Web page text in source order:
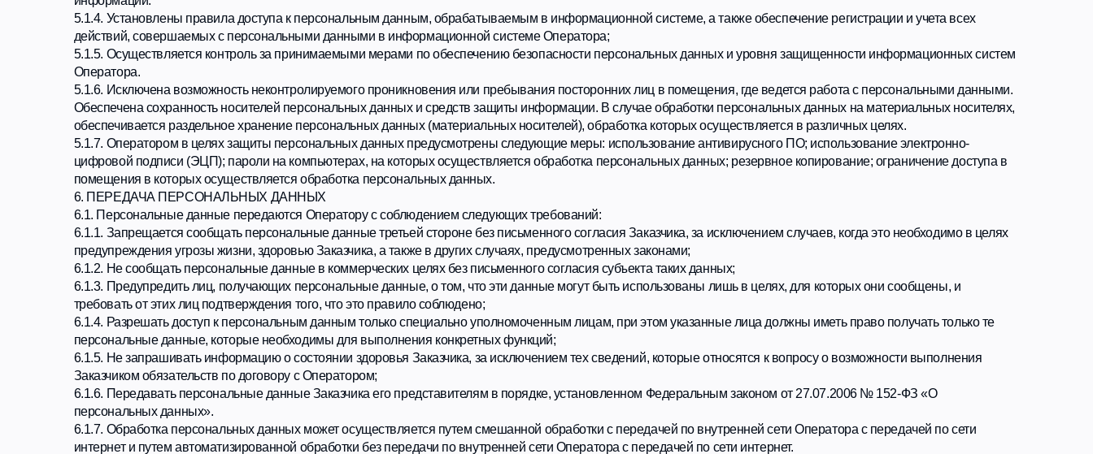
требовать от этих лиц подтверждения того, что это правило соблюдено;
6.1.4. Разрешать доступ к персональным данным только специально уполномоченным лицам, при этом указанные лица должны иметь право получать только те
персональные данные, которые необходимы для выполнения конкретных функций;
6.1.5. Не запрашивать информацию о состоянии здоровья Заказчика, за исключением тех сведений, которые относятся к вопросу о возможности выполнения
Заказчиком обязательств по договору с Оператором;
6.1.6. Передавать персональные данные Заказчика его представителям в порядке, установленном Федеральным законом от 27.07.2006 № 152-ФЗ «О
персональных данных».
6.1.7. Обработка персональных данных может осуществляется путем смешанной обработки с передачей по внутренней сети Оператора с передачей по сети
интернет и путем автоматизированной обработки без передачи по внутренней сети Оператора с передачей по сети интернет.
6.1.8. Оператор не производит трансграничную передачу персональных данных.
6.1.9. Шифровальные (криптографические) средства: не используется.
7. ПРАВОВЫЕ ОСНОВАНИЯ ОБРАБОТКИ ПЕРСОНАЛЬНЫХ ДАННЫХ
7.1. Правовым основанием обработки персональных данных является совокупность правовых актов, во исполнение которых и в соответствии с которыми
Оператор осуществляет обработку персональных данных на основании: действующего законодательства, договоров между оператором и субъектом
персональных данных, согласия на обработку персональных данных (в случаях, прямо не предусмотренных законодательством Российской Федерации, но
соответствующих полномочиям оператора).
7.2. Оператор обрабатывает персональные данные Пользователя только в случае их заполнения и/или отправки Пользователем самостоятельно через
специальные формы, расположенные на Сайте, включая поддомены и их страницы. Заполняя соответствующие формы и/или отправляя свои персональные
данные Оператору, Заказчик/Пользователь выражает свое согласие с данной Политикой.
7.3. Оператор обрабатывает обезличенные данные о Пользователе в случае, если это разрешено в настройках браузера Пользователя (включено сохранение
файлов «cookie» и использование технологии JavaScript).
8. ЗАКЛЮЧИТЕЛЬНЫЕ ПОЛОЖЕНИЯ
8.1.1. Пользователь может получить любые разъяснения по интересующим вопросам, касающимся обработки его персональных данных, обратившись к
Оператору, с помощью электронной почты info@edgroup.biz.
8.1.2. При достижении целей обработки персональных данных, а также в случае отзыва субъектом персональных данных согласия на их обработку персональные
данные подлежат уничтожению, если:
8.1.3. Иное не предусмотрено договором, стороной которого, выгодоприобретателем или поручителем по которому является субъект персональных данных;
8.1.4. Оператор не вправе осуществлять обработку без согласия субъекта персональных данных на основаниях, предусмотренных Федеральным законом "О